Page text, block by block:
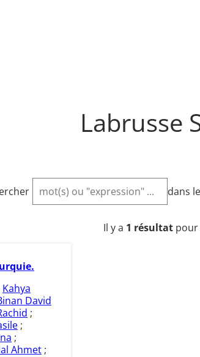
Labrusse
dans
Il y a 1 résultat pour
Kahya
David
;
;
;
Ahmet ;